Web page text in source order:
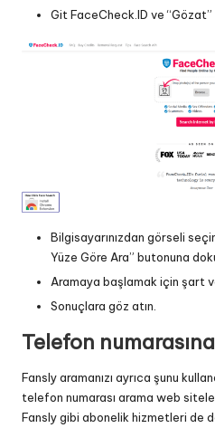
GitFaceCheck.ID ve
Bilgisayarınızdan görseli
Yüze Göre Ara” butonuna
Aramaya başlamak için şart
Sonuçlara göz atın.
Telefon
Fansly aramanızı ayrıca şunu
telefon numarası arama web
Fansly gibi abonelik hizmetleri de